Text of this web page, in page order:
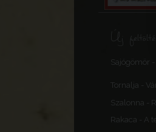
Új
Sajógömör
Tornalja -
Szalonna -
Rakaca - A